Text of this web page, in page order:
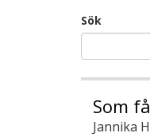
Sök
Som
Jannika